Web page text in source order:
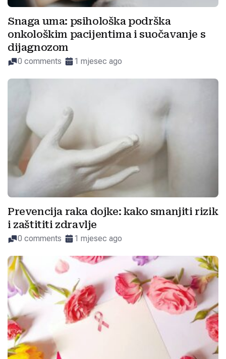
Snaga uma: psihološka podrška
onkološkim pacijentima i suočavanje s
dijagnozom
0 comments 1 mjesec ago
Prevencija raka dojke: kako smanjiti rizik
i zaštititi zdravlje
0 comments 1 mjesec ago